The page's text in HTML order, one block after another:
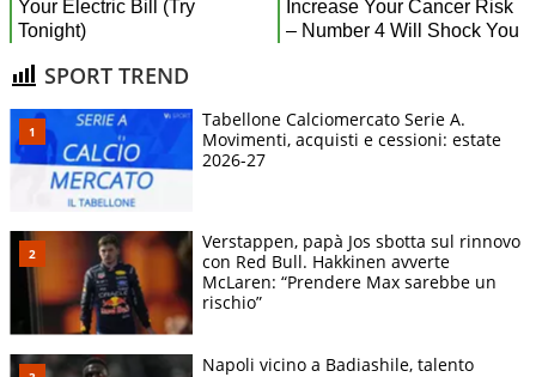
SPORT TREND
Tabellone Calciomercato Serie A.
Movimenti, acquisti e cessioni: estate
2026-27
Verstappen, papà Jos sbotta sul rinnovo
con Red Bull. Hakkinen avverte
McLaren: “Prendere Max sarebbe un
rischio”
Napoli vicino a Badiashile, talento